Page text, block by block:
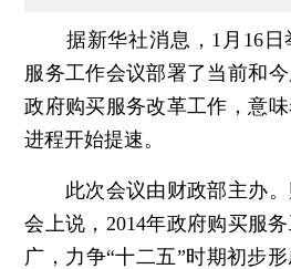
据新华社消息，1月16日
服务工作会议部署了当前和
政府购买服务改革工作，意
进程开始提速。
此次会议由财政部主办。
会上说，2014年政府购买服
广，力争“十二五”时期初步